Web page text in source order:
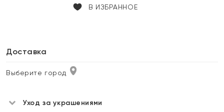
В ИЗБРАННОЕ
Доставка
Выберите город
Уход за украшениями